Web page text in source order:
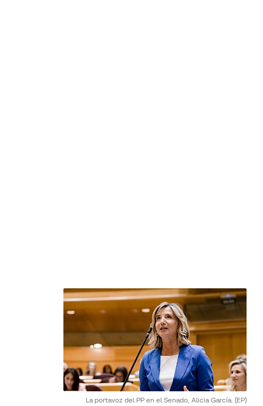
La portavoz del PP en el Senado, Alicia García. (EP)